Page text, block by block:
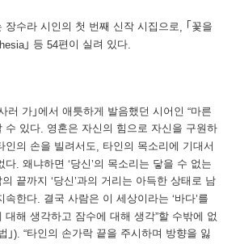
장수라 시인의 첫 번째 신작 시집으로, ｢ 꽃을
｣ 등 54편이 실려 있다
러 가 ｣에서 애틋하게 발음했던 시어인 “마른
수 있다. 영혼은 자신의 힘으로 자신을 구원하
인의 손을 빌려서도
타인의 목소리에 기대서
다 왜냐하면 ‘당신’의 목소리는 닿을 수 없는
의 끝까지 ‘당신’과의 거리는 아득한 상태로 남
속한다 결국 사람은 이 세상이라는 ‘바다’를
대해 생각하고 잠수에 대해 생각”할 수밖에 없
｣). “타인의 손가락 끝을 주시하며 방향을 잃